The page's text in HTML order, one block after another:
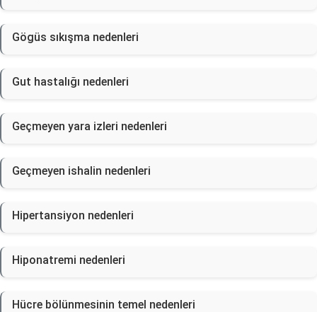
Gögüs sıkışma nedenleri
Gut hastalığı nedenleri
Geçmeyen yara izleri nedenleri
Geçmeyen ishalin nedenleri
Hipertansiyon nedenleri
Hiponatremi nedenleri
Hücre bölünmesinin temel nedenleri